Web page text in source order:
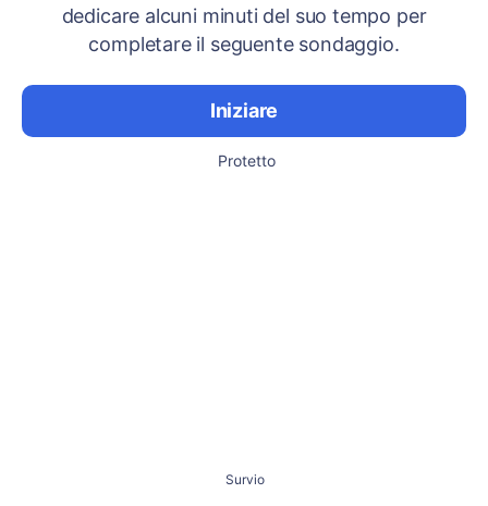
dedicare alcuni minuti del suo tempo per
completare il seguente sondaggio.
Iniziare
Protetto
Survio